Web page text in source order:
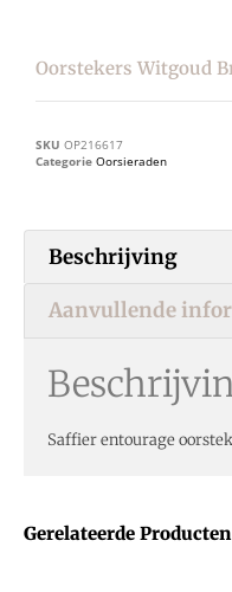
Gerelateerde Producten
Oorstekers Witgoud
SKU OP216617
Categorie Oorsieraden
Beschrijving
Aanvullende
Saffier entourage